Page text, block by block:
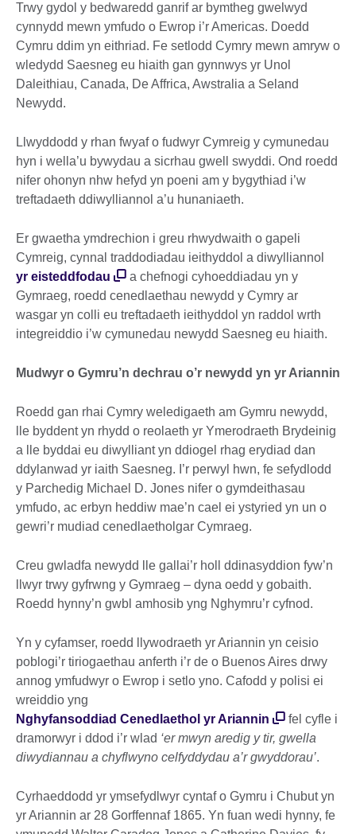
Trwy gydol y bedwaredd ganrif ar bymtheg gwelwyd
cynnydd mewn ymfudo o Ewrop i’r Americas. Doedd
Cymru ddim yn eithriad. Fe setlodd Cymry mewn amryw o
wledydd Saesneg eu hiaith gan gynnwys yr Unol
Daleithiau, Canada, De Affrica, Awstralia a Seland
Newydd.
Llwyddodd y rhan fwyaf o fudwyr Cymreig y cymunedau
hyn i wella’u bywydau a sicrhau gwell swyddi. Ond roedd
nifer ohonyn nhw hefyd yn poeni am y bygythiad i’w
treftadaeth ddiwylliannol a’u hunaniaeth.
Er gwaetha ymdrechion i greu rhwydwaith o gapeli
Cymreig, cynnal traddodiadau ieithyddol a diwylliannol
yr eisteddfodau
a chefnogi cyhoeddiadau yn y
Gymraeg, roedd cenedlaethau newydd y Cymry ar
wasgar yn colli eu treftadaeth ieithyddol yn raddol wrth
integreiddio i’w cymunedau newydd Saesneg eu hiaith.
Mudwyr o Gymru’n dechrau o’r newydd yn yr Ariannin
Roedd gan rhai Cymry weledigaeth am Gymru newydd,
lle byddent yn rhydd o reolaeth yr Ymerodraeth Brydeinig
a lle byddai eu diwylliant yn ddiogel rhag erydiad dan
ddylanwad yr iaith Saesneg. I’r perwyl hwn, fe sefydlodd
y Parchedig Michael D. Jones nifer o gymdeithasau
ymfudo, ac erbyn heddiw mae’n cael ei ystyried yn un o
gewri’r mudiad cenedlaetholgar Cymraeg.
Creu gwladfa newydd lle gallai’r holl ddinasyddion fyw’n
llwyr trwy gyfrwng y Gymraeg – dyna oedd y gobaith.
Roedd hynny’n gwbl amhosib yng Nghymru’r cyfnod.
Yn y cyfamser, roedd llywodraeth yr Ariannin yn ceisio
poblogi’r tiriogaethau anferth i’r de o Buenos Aires drwy
annog ymfudwyr o Ewrop i setlo yno. Cafodd y polisi ei
wreiddio yng
Nghyfansoddiad Cenedlaethol yr Ariannin
fel cyfle i
dramorwyr i ddod i’r wlad ‘er mwyn aredig y tir, gwella
diwydiannau a chyflwyno celfyddydau a’r gwyddorau’.
Cyrhaeddodd yr ymsefydlwyr cyntaf o Gymru i Chubut yn
yr Ariannin ar 28 Gorffennaf 1865. Yn fuan wedi hynny, fe